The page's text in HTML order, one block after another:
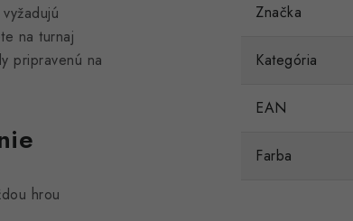
na turnaj
pripravenú na
hrou
Značka
Kategória
EAN
Farba